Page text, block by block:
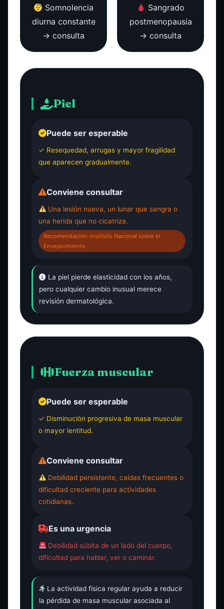
Somnolencia
diurna constante
→ consulta
Sangrado
postmenopausia
→ consulta
Piel
Puede ser esperable
✓ Resequedad, arrugas y mayor fragilidad
que aparecen gradualmente.
Conviene consultar
Una lesión nueva, un lunar que sangra o
una herida que no cicatriza.
Recomendación: Instituto Nacional sobre el
Envejecimiento
La piel pierde elasticidad con los años,
pero cualquier cambio inusual merece
revisión dermatológica.
Fuerza muscular
Puede ser esperable
✓ Disminución progresiva de masa muscular
o mayor lentitud.
Conviene consultar
Debilidad persistente, caídas frecuentes o
dificultad creciente para actividades
cotidianas.
Es una urgencia
Debilidad súbita de un lado del cuerpo,
dificultad para hablar, ver o caminar.
La actividad física regular ayuda a reducir
la pérdida de masa muscular asociada al